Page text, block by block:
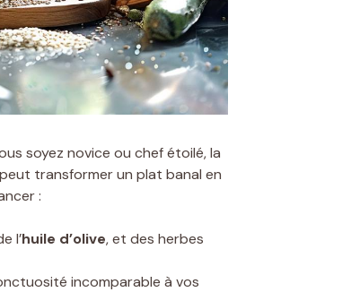
soyez novice ou chef étoilé, la
peut transformer un plat banal en
:
l’huile d’olive, et des herbes
incomparable à vos